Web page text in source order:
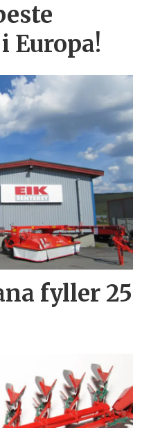
Europa!
fyller 25